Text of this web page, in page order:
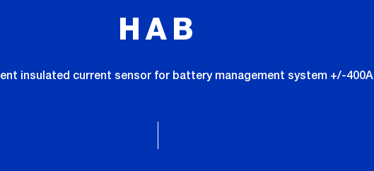
HAB
insulated current sensor for battery management system +/-400A